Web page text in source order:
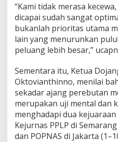
“Kami tidak merasa
dicapai sudah sangat
bukanlah prioritas utama
lain yang menurunkan
peluang lebih besar,”
Sementara itu, Ketua
Oktovianthinno, menilai
sekadar ajang perebutan
merupakan uji mental dan
menghadapi dua
Kejurnas PPLP di
dan POPNAS di Jakarta